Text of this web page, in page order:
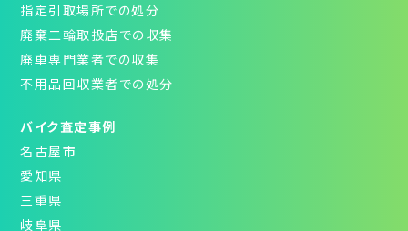
指定引取場所での処分
廃棄二輪取扱店での収集
廃車専門業者での収集
不用品回収業者での処分
バイク査定事例
名古屋市
愛知県
三重県
岐阜県